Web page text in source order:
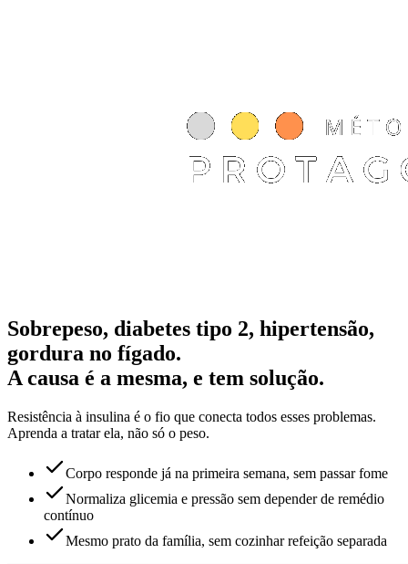
Sobrepeso, diabetes tipo 2, hipertensão,
gordura no fígado.
A causa é a mesma, e tem solução.
Resistência à insulina é o fio que conecta todos esses problemas.
Aprenda a tratar ela, não só o peso.
Corpo responde já na primeira semana, sem passar fome
Normaliza glicemia e pressão sem depender de remédio
contínuo
Mesmo prato da família, sem cozinhar refeição separada